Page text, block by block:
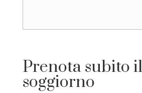
Prenota subito
soggiorno